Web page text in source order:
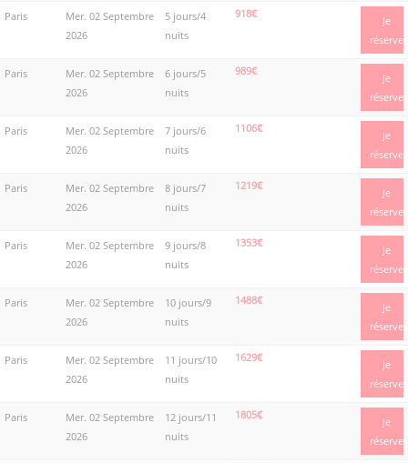
Paris
Mer. 02 Septembre
2026
5 jours/4
nuits
918€
Je
réserve
Paris
Mer. 02 Septembre
2026
6 jours/5
nuits
989€
Je
réserve
Paris
Mer. 02 Septembre
2026
7 jours/6
nuits
1106€
Je
réserve
Paris
Mer. 02 Septembre
2026
8 jours/7
nuits
1219€
Je
réserve
Paris
Mer. 02 Septembre
2026
9 jours/8
nuits
1353€
Je
réserve
Paris
Mer. 02 Septembre
2026
10 jours/9
nuits
1488€
Je
réserve
Paris
Mer. 02 Septembre
2026
11 jours/10
nuits
1629€
Je
réserve
Paris
Mer. 02 Septembre
2026
12 jours/11
nuits
1805€
Je
réserve